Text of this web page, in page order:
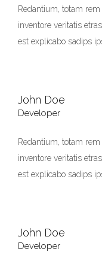
Redantium, totam
inventore veritatis
est explicabo sadips
John Doe
Developer
Redantium, totam
inventore veritatis
est explicabo sadips
John Doe
Developer